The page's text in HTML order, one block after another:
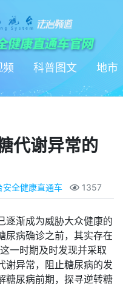
频 科普图文 地市
代谢异常的
安全健康直通车 1357
逐渐成为威胁大众健康的
尿病确诊之前，其实存在
一时期及时发现并采取
谢异常，阻止糖尿病的发
糖尿病前期，探寻逆转糖